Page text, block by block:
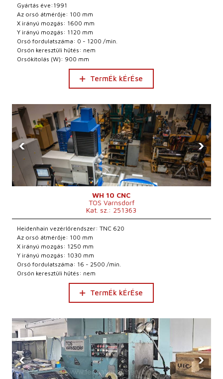
Gyártás éve:1991
Az orsó átmérője: 100 mm
X irányú mozgás: 1600 mm
Y irányú mozgás: 1120 mm
Orsó fordulatszáma: 0 - 1200 /min.
Orsón keresztüli hűtés: nem
Orsókitolás (W): 900 mm
TermÉk kÉrÉse
‹ ›
WH 10 CNC
TOS Varnsdorf
Kat. sz.: 251363
Heidenhain vezérlőrendszer: TNC 620
Az orsó átmérője: 100 mm
X irányú mozgás: 1250 mm
Y irányú mozgás: 1030 mm
Orsó fordulatszáma: 16 - 2500 /min.
Orsón keresztüli hűtés: nem
TermÉk kÉrÉse
‹ ›